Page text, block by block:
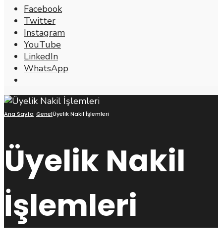
Facebook
Twitter
Instagram
YouTube
LinkedIn
WhatsApp
Window
Ana Sayfa GenelÜyelik Nakil İşlemleri
Üyelik Nakil
İşlemleri